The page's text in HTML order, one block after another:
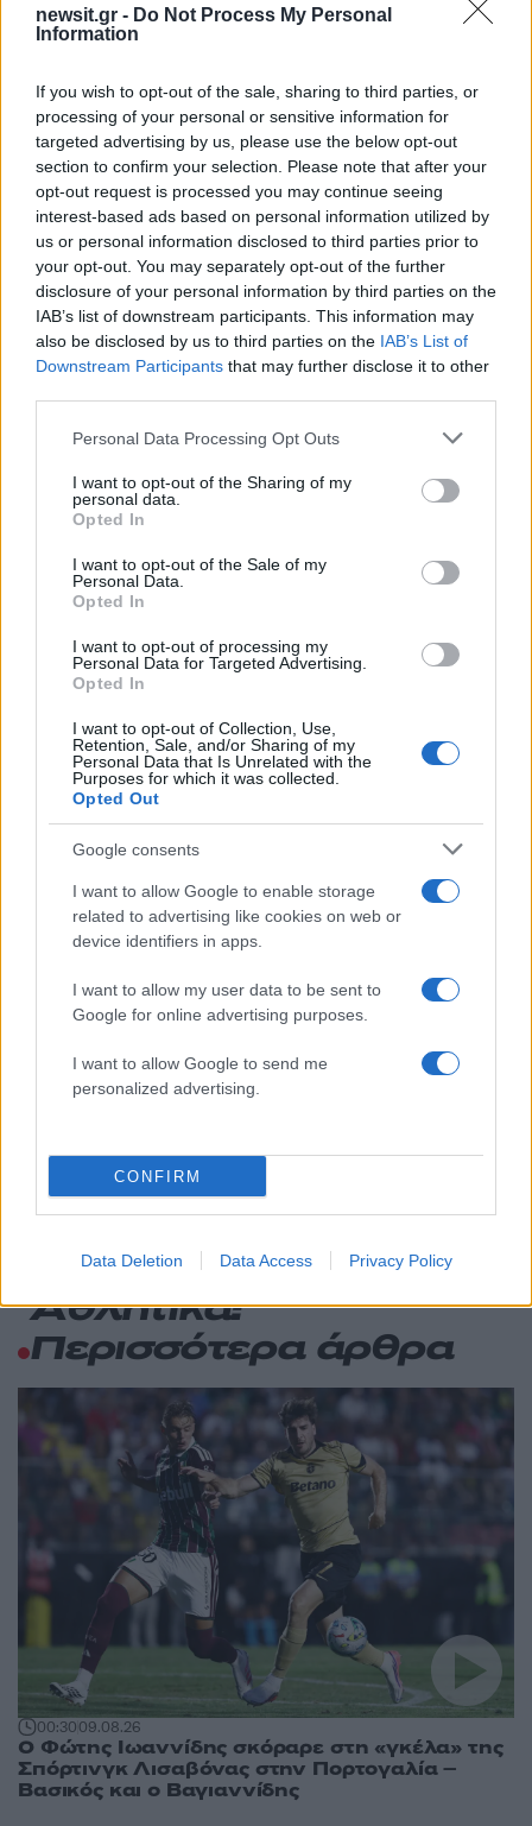
newsit.gr - Do Not Process My Personal
Information
If you wish to opt-out of the sale, sharing to third parties, or
processing of your personal or sensitive information for
targeted advertising by us, please use the below opt-out
section to confirm your selection. Please note that after your
opt-out request is processed you may continue seeing
interest-based ads based on personal information utilized by
us or personal information disclosed to third parties prior to
your opt-out. You may separately opt-out of the further
disclosure of your personal information by third parties on the
IAB’s list of downstream participants. This information may
also be disclosed by us to third parties on the IAB’s List of
Downstream Participants that may further disclose it to other
Please note that this website/app uses one or more Google
not limited to your visit or usage behaviour. You may click to
grant or deny consent to Google and its third-party tags to
use your data for below specified purposes in below Google
consent section.
Personal Data Processing Opt Outs
I want to opt-out of the Sharing of my
personal data.
Opted In
I want to opt-out of the Sale of my
Personal Data.
Opted In
I want to opt-out of processing my
Personal Data for Targeted Advertising.
Opted In
I want to opt-out of Collection, Use,
Retention, Sale, and/or Sharing of my
Personal Data that Is Unrelated with the
Purposes for which it was collected.
Opted Out
Google consents
I want to allow Google to enable storage
related to advertising like cookies on web or
device identifiers in apps.
I want to allow my user data to be sent to
Google for online advertising purposes.
I want to allow Google to send me
personalized advertising.
CONFIRM
Data Deletion Data Access Privacy Policy
Ακολουθήστε το Νewsit.gr στοGoogle News
ενημερωθείτε πρώτοι για όλη την ειδησεογραφία και τα
Πιο δημοφιλή
1 Κωνσταντίνος Αργυρός και Αλεξάνδρα
Νίκα κάνουν διακοπές με πολυτελές γιοτ
με τα δύο παιδιά τους
2Η Άννα Βίσση ξετρελάθηκε με μπάντα που
έπαιζε Τσιτσάνη στο Φισκάρδο και τους
πρότεινε συνεργασία
πατέρας του, Χόρχε
Ωδή στη γάτα: Το πλάσμα που δεν ανήκει
σε κανέναν, αλλά όλοι θέλουν δίπλα τους
ερωμένη του Ινφαντίνο: «Κατηγορηματικά
αναληθείς και δυσφημιστικοί οι ισχυρισμοί»
Πιο σχολιασμένα
να απολογηθεί την Τρίτη – «Είναι αθώα,
συμμετείχε στη διαδήλωση όπως και
100.000 άτομα»
Βγήκαν ξανά τα μαχαίρια στην Ελπίδα
για τη Δημοκρατία: «Καρυστιανού,
Γρατσία και Γαλανός μετέτρεψαν το
κίνημα σε φοβικό αρχηγικό κόμμα»
Απίστευτο κι όμως αληθινό -
Aναστέλλονται τα τακτικά ραντεβού του
αγγειοχειρουργού του νοσοκομείου
Χανίων επειδή κλάπηκε το μηχανάκι του
γιατρού
Σούπερ μάρκετ: Νέες μειώσεις τιμών –
916 προϊόντα στην εθνική πρωτοβουλία,
ανάμεσά τους 130 σχολικά
Από τα διοικητικά της ΑΕΚ στην πολιτική
σκηνή
Αθλητικά:
Περισσότερα άρθρα
00:3009.08.26
Ο Φώτης Ιωαννίδης σκόραρε στη «γκέλα» της
Σπόρτινγκ Λισαβόνας στην Πορτογαλία –
Βασικός και ο Βαγιαννίδης